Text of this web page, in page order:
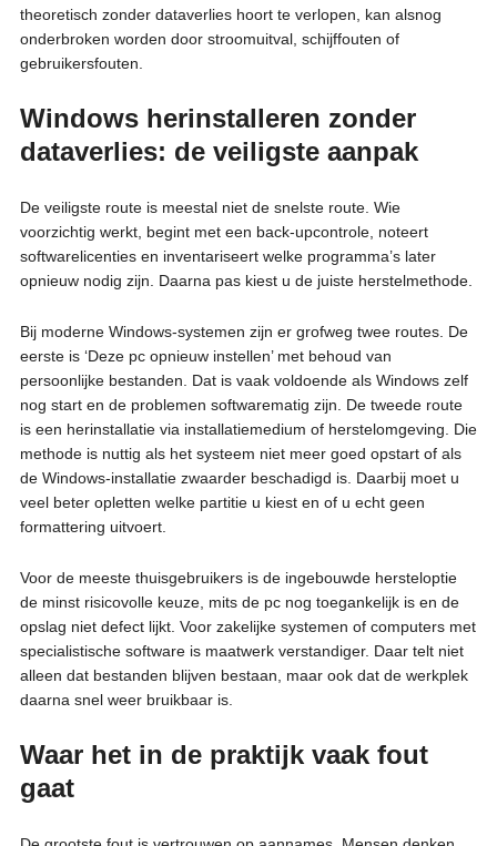
theoretisch zonder dataverlies hoort te verlopen, kan alsnog
onderbroken worden door stroomuitval, schijffouten of
gebruikersfouten.
Windows herinstalleren zonder
dataverlies: de veiligste aanpak
De veiligste route is meestal niet de snelste route. Wie
voorzichtig werkt, begint met een back-upcontrole, noteert
softwarelicenties en inventariseert welke programma’s later
opnieuw nodig zijn. Daarna pas kiest u de juiste herstelmethode.
Bij moderne Windows-systemen zijn er grofweg twee routes. De
eerste is ‘Deze pc opnieuw instellen’ met behoud van
persoonlijke bestanden. Dat is vaak voldoende als Windows zelf
nog start en de problemen softwarematig zijn. De tweede route
is een herinstallatie via installatiemedium of herstelomgeving. Die
methode is nuttig als het systeem niet meer goed opstart of als
de Windows-installatie zwaarder beschadigd is. Daarbij moet u
veel beter opletten welke partitie u kiest en of u echt geen
formattering uitvoert.
Voor de meeste thuisgebruikers is de ingebouwde hersteloptie
de minst risicovolle keuze, mits de pc nog toegankelijk is en de
opslag niet defect lijkt. Voor zakelijke systemen of computers met
specialistische software is maatwerk verstandiger. Daar telt niet
alleen dat bestanden blijven bestaan, maar ook dat de werkplek
daarna snel weer bruikbaar is.
Waar het in de praktijk vaak fout
gaat